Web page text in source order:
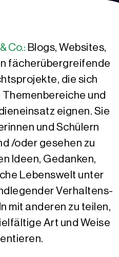
Co.: Blogs, Websites,
fächerübergreifende
die sich
und
eignen. Sie
und Schülern
/oder gesehen zu
Ideen, Gedanken,
Lebenswelt unter
Verhaltens-
mit anderen zu teilen,
Art und Weise